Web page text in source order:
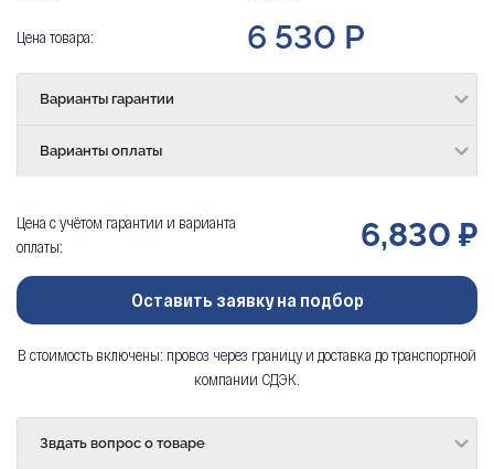
Цена товара: 6 530 Р
Варианты гарантии
Варианты оплаты
Цена с учётом гарантии и варианта
оплаты:
6,830 ₽
Оставить заявку на подбор
В стоимость включены: провоз через границу и доставка до транспортной
компании СДЭК.
Звдать вопрос о товаре